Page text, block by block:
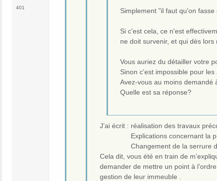
401
Simplement "il faut qu'on
Si c'est cela, ce n'est
ne doit survenir, et qui dès
Vous auriez du détailler votre
Sinon c'est impossible pour
Avez-vous au moins demandé
Quelle est sa réponse?
J’ai écrit : réalisation des travaux
Explications concernant la pro
Changement de la serrure de la
Cela dit, vous été en train de
demander de mettre un point à
gestion de leur immeuble .